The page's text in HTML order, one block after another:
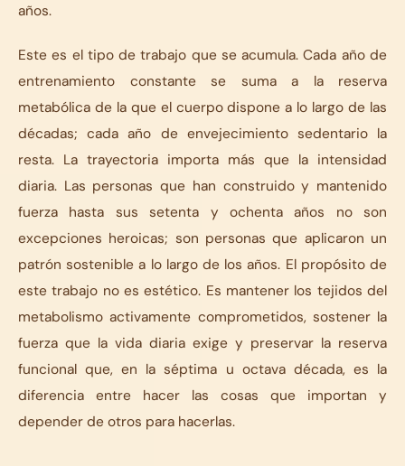
años.
Este es el tipo de trabajo que se acumula. Cada año de
entrenamiento constante se suma a la reserva
metabólica de la que el cuerpo dispone a lo largo de las
décadas; cada año de envejecimiento sedentario la
resta. La trayectoria importa más que la intensidad
diaria. Las personas que han construido y mantenido
fuerza hasta sus setenta y ochenta años no son
excepciones heroicas; son personas que aplicaron un
patrón sostenible a lo largo de los años. El propósito de
este trabajo no es estético. Es mantener los tejidos del
metabolismo activamente comprometidos, sostener la
fuerza que la vida diaria exige y preservar la reserva
funcional que, en la séptima u octava década, es la
diferencia entre hacer las cosas que importan y
depender de otros para hacerlas.